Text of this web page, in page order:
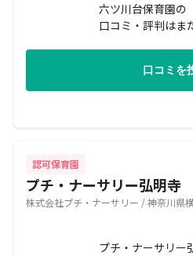
六ツ川台保育園の
口コミ・評判はま
口コミを
認可保育園
プチ・ナーサリー弘明寺
株式会社プチ・ナーサリー / 神奈川県
プチ・ナーサリー